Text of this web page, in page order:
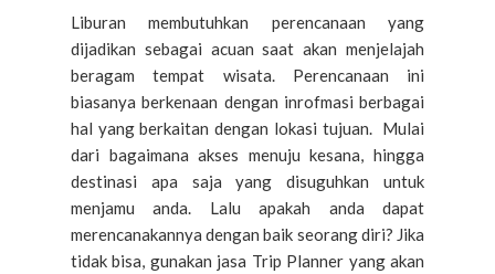
Liburan membutuhkan perencanaan yang
dijadikan sebagai acuan saat akan menjelajah
beragam tempat wisata. Perencanaan ini
biasanya berkenaan dengan inrofmasi berbagai
hal yang berkaitan dengan lokasi tujuan. Mulai
dari bagaimana akses menuju kesana, hingga
destinasi apa saja yang disuguhkan untuk
menjamu anda. Lalu apakah anda dapat
merencanakannya dengan baik seorang diri? Jika
tidak bisa, gunakan jasa Trip Planner yang akan